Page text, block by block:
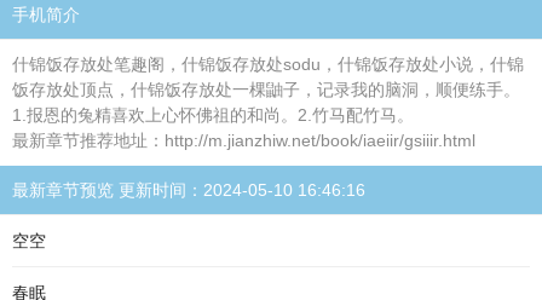
手机简介
什锦饭存放处笔趣阁，什锦饭存放处sodu，什锦饭存放处小说，什锦
饭存放处顶点，什锦饭存放处一棵鼬子，记录我的脑洞，顺便练手。
1.报恩的兔精喜欢上心怀佛祖的和尚。2.竹马配竹马。
最新章节推荐地址：http://m.jianzhiw.net/book/iaeiir/gsiiir.html
最新章节预览 更新时间：2024-05-10 16:46:16
空空
春眠